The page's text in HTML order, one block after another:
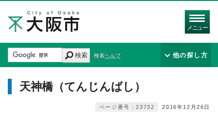
メニュー
検索 検索ヘルプ 他の探し方
天神橋（てんじんばし）
2016年12月26日
ページ番号：23732